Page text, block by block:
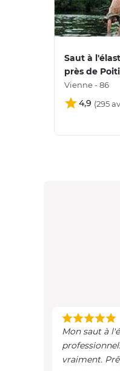
Saut à
près de
Vienne - 86
4,9
Mon saut à
vraiment.